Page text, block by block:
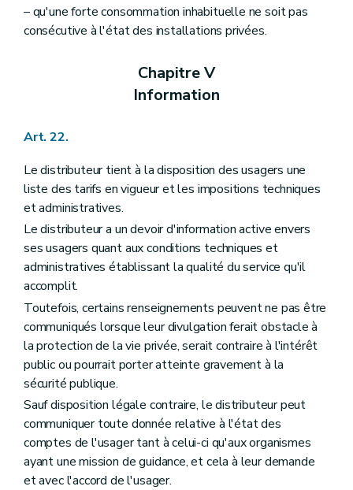
– qu'une forte consommation inhabituelle ne soit pas
consécutive à l'état des installations privées.
Chapitre V
Information
Art. 22.
Le distributeur tient à la disposition des usagers une
liste des tarifs en vigueur et les impositions techniques
et administratives.
Le distributeur a un devoir d'information active envers
ses usagers quant aux conditions techniques et
administratives établissant la qualité du service qu'il
accomplit.
Toutefois, certains renseignements peuvent ne pas être
communiqués lorsque leur divulgation ferait obstacle à
la protection de la vie privée, serait contraire à l'intérêt
public ou pourrait porter atteinte gravement à la
sécurité publique.
Sauf disposition légale contraire, le distributeur peut
communiquer toute donnée relative à l'état des
comptes de l'usager tant à celui-ci qu'aux organismes
ayant une mission de guidance, et cela à leur demande
et avec l'accord de l'usager.